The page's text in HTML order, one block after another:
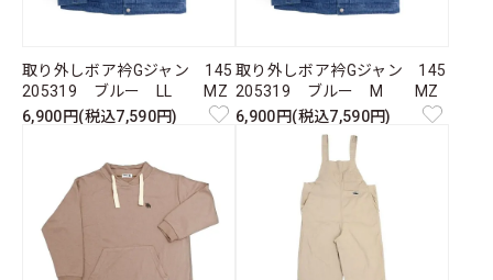
取り外しボア衿Gジャン 145
205319 ブルー LL MZ
6,900円(税込7,590円)
取り外しボア衿Gジャン 145
205319 ブルー M MZ
6,900円(税込7,590円)